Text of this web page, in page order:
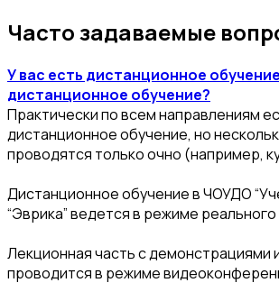
Часто задаваемые
У вас есть дистанционное
дистанционное обучение?
Практически по всем направлениям
дистанционное обучение, но
проводятся только очно (например,
Дистанционное обучение в ЧОУДО
“Эврика” ведется в режиме
Лекционная часть с демонстрациями
проводится в режиме